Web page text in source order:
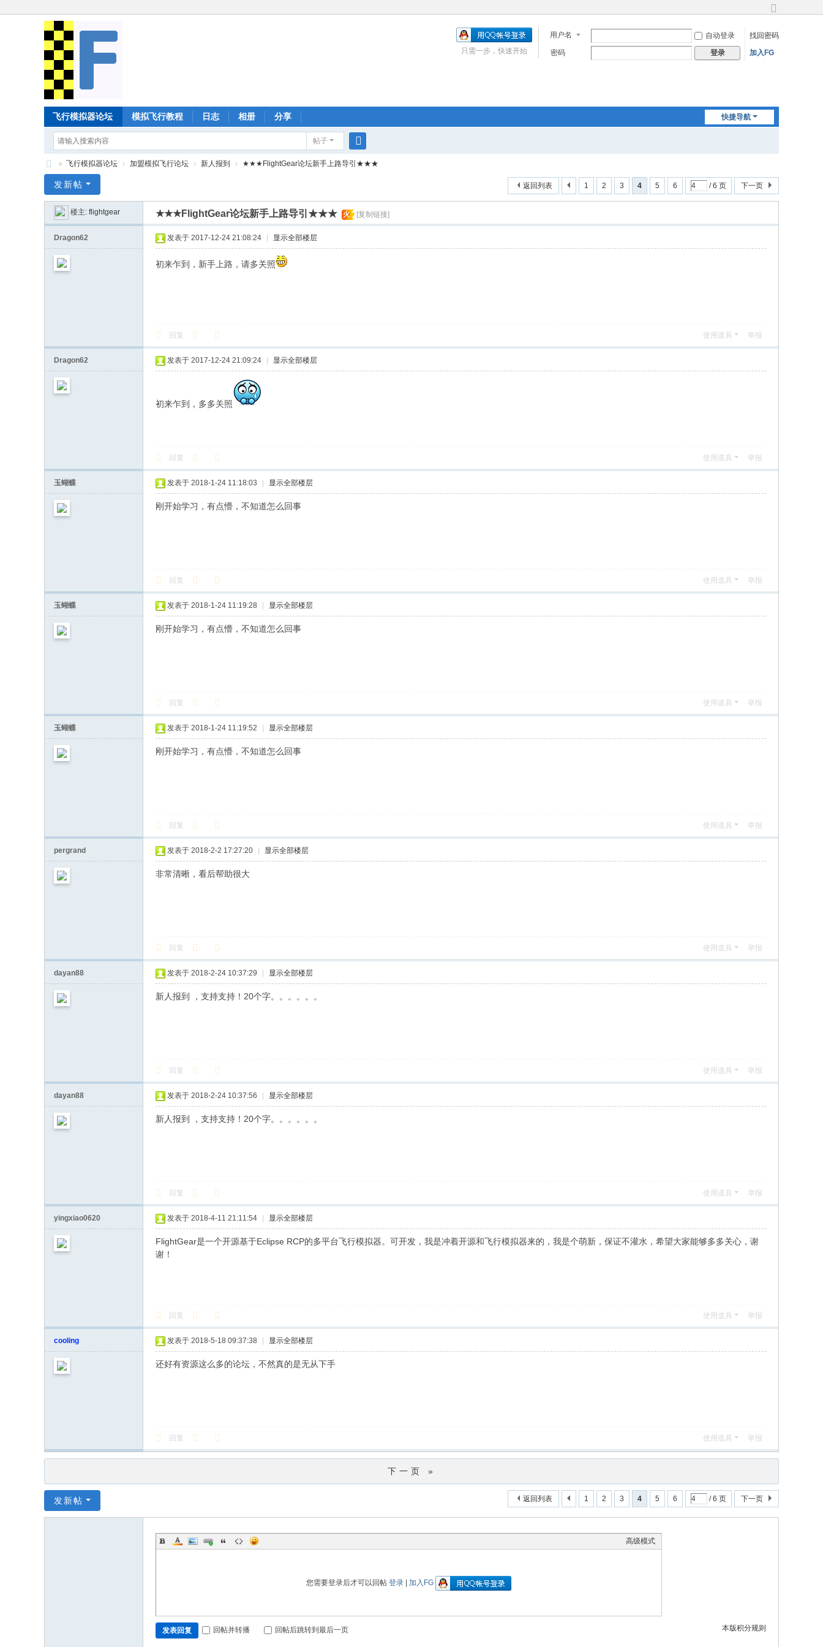
换
到
宽
用户名 自动登录
找回密码
密码
登录 加入FG
只需一步，快速开始
快捷导航
飞行模拟器论坛 模拟飞行教程 日志 相册 分享
帖子
搜
ig
» 飞行模拟器论坛 › 加盟模拟飞行论坛 › 新人报到 › ★★★FlightGear论坛新手上路导引★★★
1 2 3 4 5 6 / 6 页 下一页
返回列表
发新帖
楼主: flightgear ★★★FlightGear论坛新手上路导引★★★ 火 [复制链接]
Dragon62 发表于 2017-12-24 21:08:24 显示全部楼层
初来乍到，新手上路，请多关照
回复 使用道具 举报
Dragon62 发表于 2017-12-24 21:09:24 显示全部楼层
初来乍到，多多关照
回复 使用道具 举报
玉蝴蝶 发表于 2018-1-24 11:18:03 显示全部楼层
刚开始学习，有点懵，不知道怎么回事
回复 使用道具 举报
玉蝴蝶 发表于 2018-1-24 11:19:28 显示全部楼层
刚开始学习，有点懵，不知道怎么回事
回复 使用道具 举报
玉蝴蝶 发表于 2018-1-24 11:19:52 显示全部楼层
刚开始学习，有点懵，不知道怎么回事
回复 使用道具 举报
pergrand 发表于 2018-2-2 17:27:20 显示全部楼层
非常清晰，看后帮助很大
回复 使用道具 举报
dayan88 发表于 2018-2-24 10:37:29 显示全部楼层
新人报到 ，支持支持！20个字。。。。。。
回复 使用道具 举报
dayan88 发表于 2018-2-24 10:37:56 显示全部楼层
新人报到 ，支持支持！20个字。。。。。。
回复 使用道具 举报
yingxiao0620 发表于 2018-4-11 21:11:54 显示全部楼层
FlightGear是一个开源基于Eclipse RCP的多平台飞行模拟器。可开发，我是冲着开源和飞行模拟器来的，我是个萌新，保证不灌水，希望大家能够多多关心，谢
谢！
回复 使用道具 举报
cooling 发表于 2018-5-18 09:37:38 显示全部楼层
还好有资源这么多的论坛，不然真的是无从下手
回复 使用道具 举报
下一页 »
1 2 3 4 5 6 / 6 页 下一页
返回列表
发新帖
高级模式
您需要登录后才可以回帖 登录 加入FG
本版积分规则
发表回复 回帖并转播 回帖后跳转到最后一页